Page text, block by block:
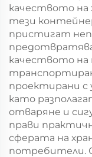
качеството на
тези
пристигат
качеството на
проектирани с
като
отваряне и
прави
сферата на
потребители.